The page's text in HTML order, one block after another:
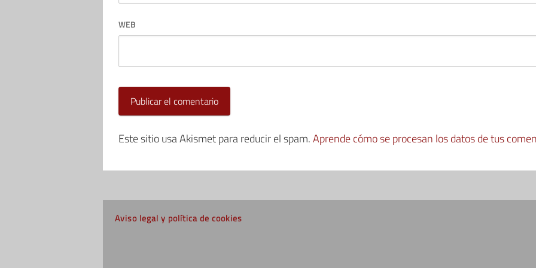
WEB
Este sitio usa Akismet para reducir el spam.Aprende cómo se procesan los datos de tus
Aviso legal y política de cookies